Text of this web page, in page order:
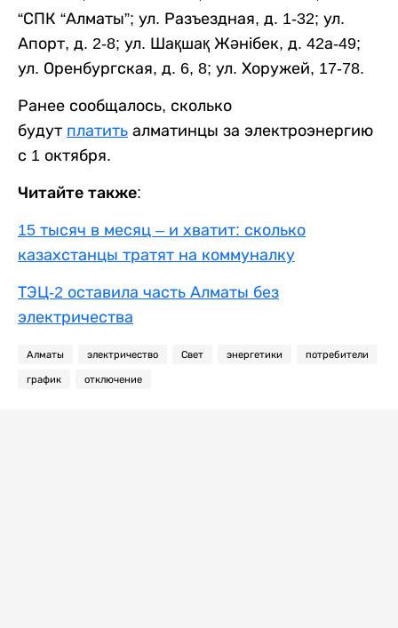
“СПК “Алматы”; ул. Разъездная, д. 1-32; ул.
Апорт, д. 2-8; ул. Шақшақ Жәнібек, д. 42а-49;
ул. Оренбургская, д. 6, 8; ул. Хоружей, 17-78.
Ранее сообщалось, сколько
будут платить алматинцы за электроэнергию
с 1 октября.
Читайте также:
15 тысяч в месяц – и хватит: сколько
казахстанцы тратят на коммуналку
ТЭЦ-2 оставила часть Алматы без
электричества
Алматы электричество Свет энергетики потребители
график отключение